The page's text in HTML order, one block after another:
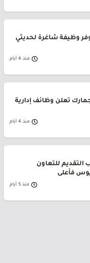
وظيفة شاغرة لحديثي
منذ 4 أيام
تعلن وظائف إدارية
منذ 4 أيام
التقديم للتعاون
فأعلى
منذ 5 أيام